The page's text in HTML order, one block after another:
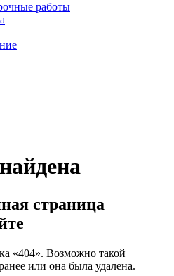
работы
страница
«404». Возможно такой
или она была удалена.